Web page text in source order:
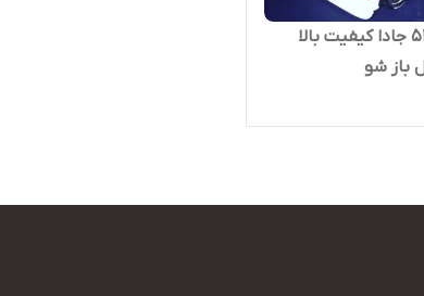
ماکت داتسون 510 جادا کیفیت بالا